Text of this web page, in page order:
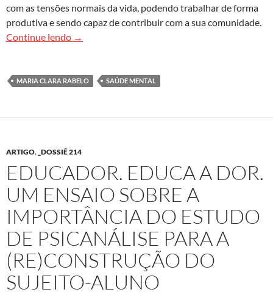
com as tensões normais da vida, podendo trabalhar de forma
produtiva e sendo capaz de contribuir com a sua comunidade.
Continue lendo Para além da saúde mental na escola
→
MARIA CLARA RABELO SAÚDE MENTAL
ARTIGO, _DOSSIÊ 214
EDUCADOR. EDUCA A DOR.
UM ENSAIO SOBRE A
IMPORTÂNCIA DO ESTUDO
DE PSICANÁLISE PARA A
(RE)CONSTRUÇÃO DO
SUJEITO-ALUNO